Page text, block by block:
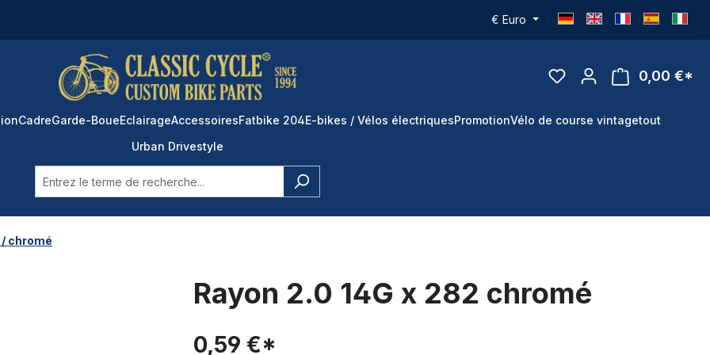
€ Euro
0,00 €*
CadreGarde-BoueEclairageAccessoiresFatbike 204E-bikes / Vélos électriquesPromotionVélo de course vintagetout
Urban Drivestyle
/ chromé
Rayon 2.0 14G x 282 chromé
0,59 €*